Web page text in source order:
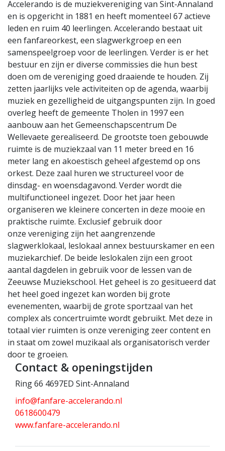
Accelerando is de muziekvereniging van Sint-Annaland
en is opgericht in 1881 en heeft momenteel 67 actieve
leden en ruim 40 leerlingen. Accelerando bestaat uit
een fanfareorkest, een slagwerkgroep en een
samenspeelgroep voor de leerlingen. Verder is er het
bestuur en zijn er diverse commissies die hun best
doen om de vereniging goed draaiende te houden. Zij
zetten jaarlijks vele activiteiten op de agenda, waarbij
muziek en gezelligheid de uitgangspunten zijn. In goed
overleg heeft de gemeente Tholen in 1997 een
aanbouw aan het Gemeenschapscentrum De
Wellevaete gerealiseerd. De grootste toen gebouwde
ruimte is de muziekzaal van 11 meter breed en 16
meter lang en akoestisch geheel afgestemd op ons
orkest. Deze zaal huren we structureel voor de
dinsdag- en woensdagavond. Verder wordt die
multifunctioneel ingezet. Door het jaar heen
organiseren we kleinere concerten in deze mooie en
praktische ruimte. Exclusief gebruik door
onze vereniging zijn het aangrenzende
slagwerklokaal, leslokaal annex bestuurskamer en een
muziekarchief. De beide leslokalen zijn een groot
aantal dagdelen in gebruik voor de lessen van de
Zeeuwse Muziekschool. Het geheel is zo gesitueerd dat
het heel goed ingezet kan worden bij grote
evenementen, waarbij de grote sportzaal van het
complex als concertruimte wordt gebruikt. Met deze in
totaal vier ruimten is onze vereniging zeer content en
in staat om zowel muzikaal als organisatorisch verder
door te groeien.
Contact & openingstijden
Ring 66 4697ED Sint-Annaland
info@fanfare-accelerando.nl
0618600479
www.fanfare-accelerando.nl